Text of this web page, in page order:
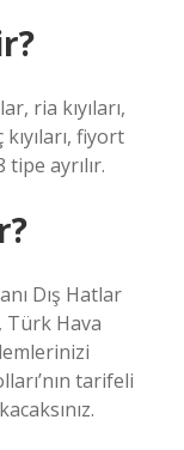
ria kıyıları,
kıyıları, fiyort
tipe ayrılır.
Dış Hatlar
Türk Hava
tarifeli